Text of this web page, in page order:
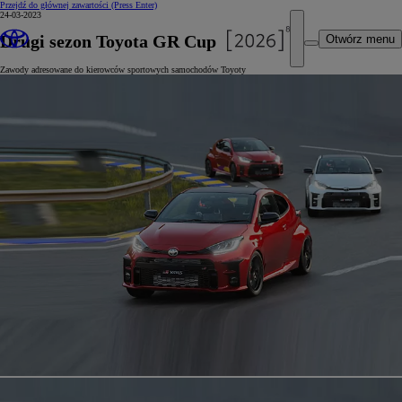
Przejdź do głównej zawartości (Press Enter)
Otwórz menu
24-03-2023
Drugi sezon Toyota GR Cup
Zawody adresowane do kierowców sportowych samochodów Toyoty